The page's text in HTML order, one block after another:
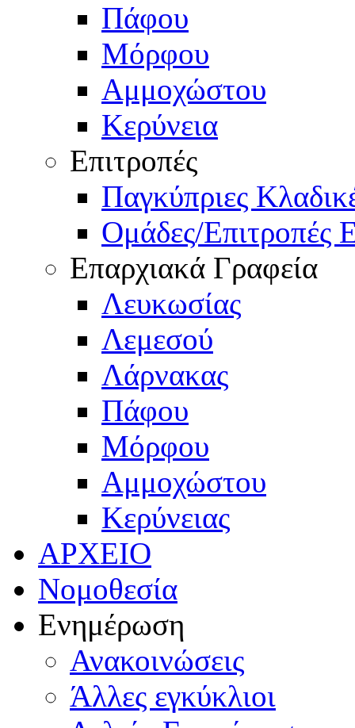
Πάφου
Μόρφου
Αμμοχώστου
Κερύνεια
Επιτροπές
Παγκύπριες
Ομάδες/Επιτροπές
Επαρχιακά Γραφεία
Λευκωσίας
Λεμεσού
Λάρνακας
Πάφου
Μόρφου
Αμμοχώστου
Κερύνειας
ΑΡΧΕΙΟ
Νομοθεσία
Ενημέρωση
Ανακοινώσεις
Άλλες εγκύκλιοι